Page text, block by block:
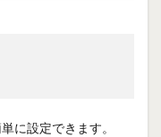
に設定できます。